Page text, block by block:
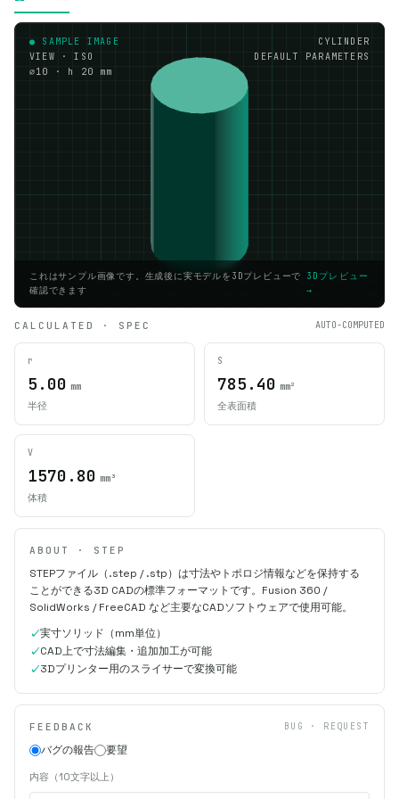
● SAMPLE IMAGE
VIEW · ISO
⌀10 · h 20 mm
CYLINDER
DEFAULT PARAMETERS
これはサンプル画像です。生成後に実モデルを3Dプレビューで
確認できます
3Dプレビュー
→
CALCULATED · SPEC AUTO-COMPUTED
r
5.00 mm
半径
S
785.40 mm²
全表面積
V
1570.80 mm³
体積
ABOUT · STEP
STEPファイル（.step / .stp）は寸法やトポロジ情報などを保持する
ことができる3D CADの標準フォーマットです。Fusion 360 /
SolidWorks / FreeCAD など主要なCADソフトウェアで使用可能。
実寸ソリッド（mm単位）
CAD上で寸法編集・追加加工が可能
3Dプリンター用のスライサーで変換可能
FEEDBACK BUG · REQUEST
バグの報告 要望
内容（10文字以上）